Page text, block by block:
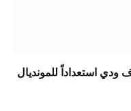
استعداداً للمونديال